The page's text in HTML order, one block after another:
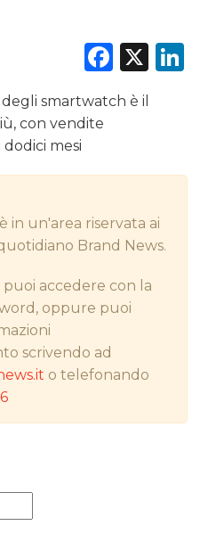
X
smartwatch è il
con vendite
mesi
in un'area riservata ai
Brand News.
puoi accedere con la
oppure puoi
scrivendo ad
o telefonando